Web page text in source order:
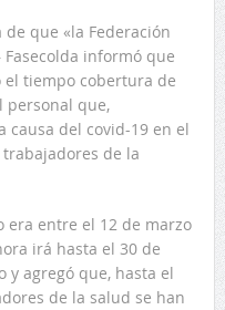
que «la Federación
informó que
tiempo cobertura de
personal que,
causa del covid-19 en el
de la
era entre el 12 de marzo
irá hasta el 30 de
y agregó que, hasta el
de la salud se han